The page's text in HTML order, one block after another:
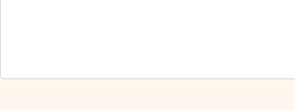
だ